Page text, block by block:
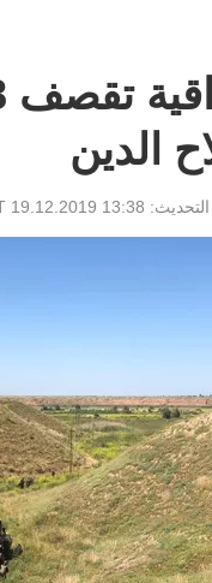
الدين
13:38 GMT 19.12.2019